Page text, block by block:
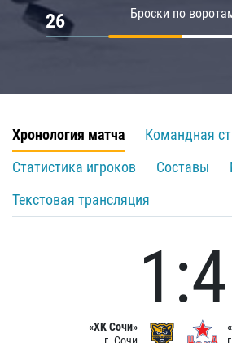
Броски по
26
Хронология матча
Командная
Статистика игроков
Составы
Текстовая трансляция
«ХК Сочи»
г. Сочи
1:4